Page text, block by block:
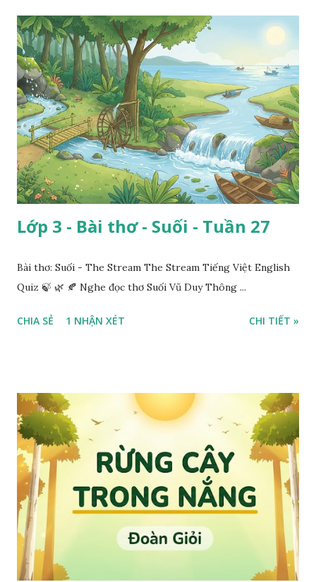
Lớp 3 - Bài thơ - Suối - Tuần 27
Bài thơ: Suối - The Stream The Stream Tiếng Việt English
Quiz 🍃 🌿 🍂 Nghe đọc thơ Suối Vũ Duy Thông ...
CHIA SẺ 1 NHẬN XÉT CHI TIẾT »